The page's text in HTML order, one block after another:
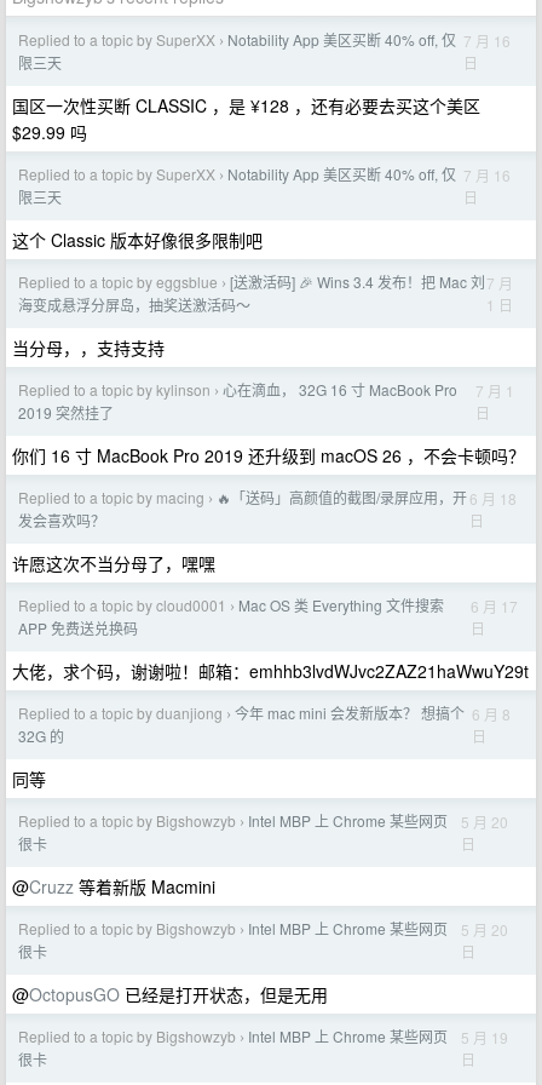
Replied to a topic by SuperXX › Notability App 美区买断 40% off, 仅
限三天
7 月 16
日
国区一次性买断 CLASSIC ，是 ¥128 ，还有必要去买这个美区
$29.99 吗
Replied to a topic by SuperXX › Notability App 美区买断 40% off, 仅
限三天
7 月 16
日
这个 Classic 版本好像很多限制吧
Replied to a topic by eggsblue › [送激活码] 🎉 Wins 3.4 发布！把 Mac 刘
海变成悬浮分屏岛，抽奖送激活码～
7 月
1 日
当分母，，支持支持
Replied to a topic by kylinson › 心在滴血， 32G 16 寸 MacBook Pro
2019 突然挂了
7 月 1
日
你们 16 寸 MacBook Pro 2019 还升级到 macOS 26 ，不会卡顿吗？
Replied to a topic by macing › 🔥「送码」高颜值的截图/录屏应用，开
发会喜欢吗？
6 月 18
日
许愿这次不当分母了，嘿嘿
Replied to a topic by cloud0001 › Mac OS 类 Everything 文件搜索
APP 免费送兑换码
6 月 17
日
大佬，求个码，谢谢啦！邮箱：emhhb3lvdWJvc2ZAZ21haWwuY29t
Replied to a topic by duanjiong › 今年 mac mini 会发新版本？ 想搞个
32G 的
6 月 8
日
同等
Replied to a topic by Bigshowzyb › Intel MBP 上 Chrome 某些网页
很卡
5 月 20
日
@Cruzz 等着新版 Macmini
Replied to a topic by Bigshowzyb › Intel MBP 上 Chrome 某些网页
很卡
5 月 20
日
@OctopusGO 已经是打开状态，但是无用
Replied to a topic by Bigshowzyb › Intel MBP 上 Chrome 某些网页
很卡
5 月 19
日